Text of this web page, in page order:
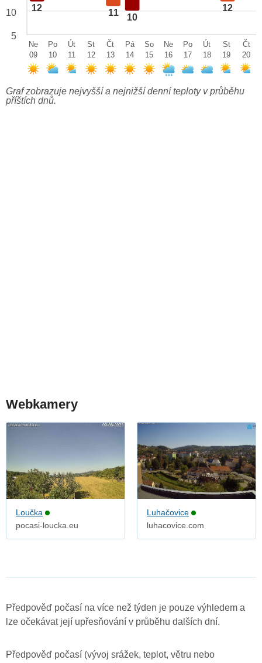
12 11 10
12
10
5
Ne
09
Po
10
Út
11
St
12
Čt
13
Pá
14
So
15
Ne
16
Po
17
Út
18
St
19
Čt
20
Graf zobrazuje nejvyšší a nejnižší denní teploty v průběhu
příštích dnů.
Webkamery
Loučka
pocasi-loucka.eu
Luhačovice
luhacovice.com
Předpověď počasí na více než týden je pouze výhledem a
lze očekávat její upřesňování v průběhu dalších dní.
Předpověď počasí (vývoj srážek, teplot, větru nebo